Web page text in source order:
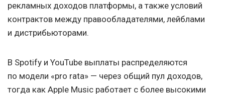
рекламных доходов платформы, а также условий
контрактов между правообладателями, лейблами
и дистрибьюторами.
В Spotify и YouTube выплаты распределяются
по модели «pro rata» — через общий пул доходов,
тогда как Apple Music работает с более высокими